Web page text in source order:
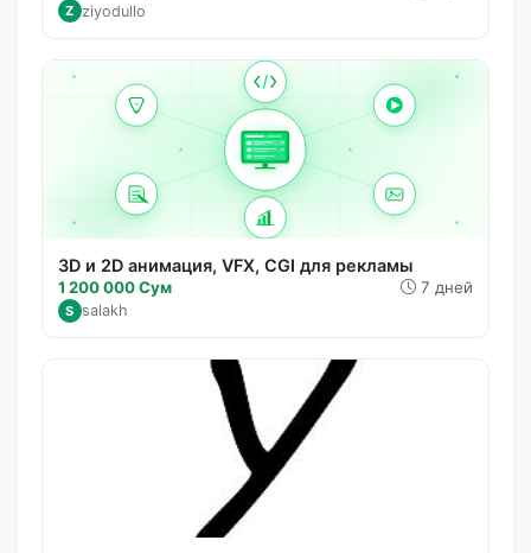
Z ziyodullo
3D и 2D анимация, VFX, CGI для рекламы
1 200 000 Сум 7 дней
S salakh